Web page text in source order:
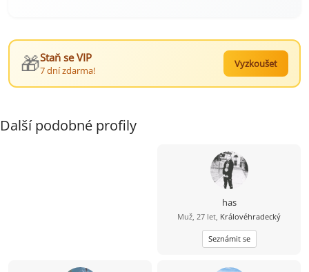
🎁Staň se VIP
7 dní zdarma!
Vyzkoušet
Další podobné profily
has
Muž, 27 let, Královéhradecký
Seznámit se